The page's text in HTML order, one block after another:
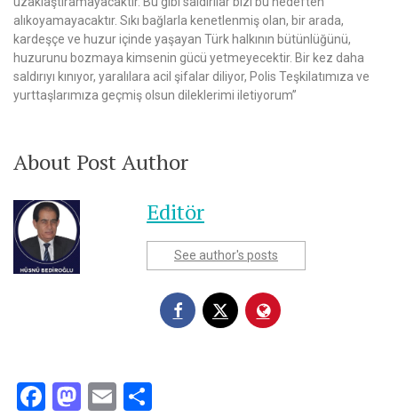
alıkoyamayacaktır. Sıkı bağlarla kenetlenmiş olan, bir arada,
kardeşçe ve huzur içinde yaşayan Türk halkının bütünlüğünü,
huzurunu bozmaya kimsenin gücü yetmeyecektir. Bir kez daha
saldırıyı kınıyor, yaralılara acil şifalar diliyor, Polis Teşkilatımıza ve
yurttaşlarımıza geçmiş olsun dileklerimi iletiyorum”
About Post Author
Editör
See author's posts
Facebook
Mastodon
Email